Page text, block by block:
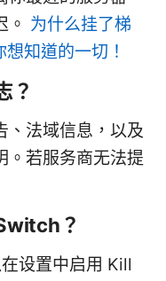
。 为什么挂了梯
知道的一切！
？
、法域信息，以及
。若服务商无法提
？
设置中启用 Kill